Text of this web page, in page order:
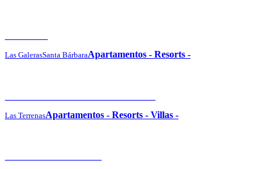
Las GalerasSanta BárbaraApartamentos - Resorts -
Las TerrenasApartamentos - Resorts - Villas -